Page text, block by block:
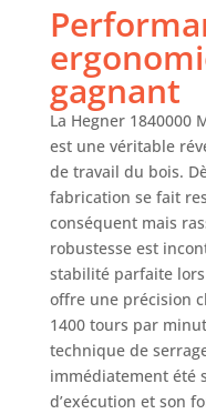
gagnant
La Hegner 1840000
est une véritable
de travail du bois.
fabrication se fait
conséquent mais
robustesse est
stabilité parfaite
offre une précision
1400 tours par
technique de
immédiatement été
d’exécution et son